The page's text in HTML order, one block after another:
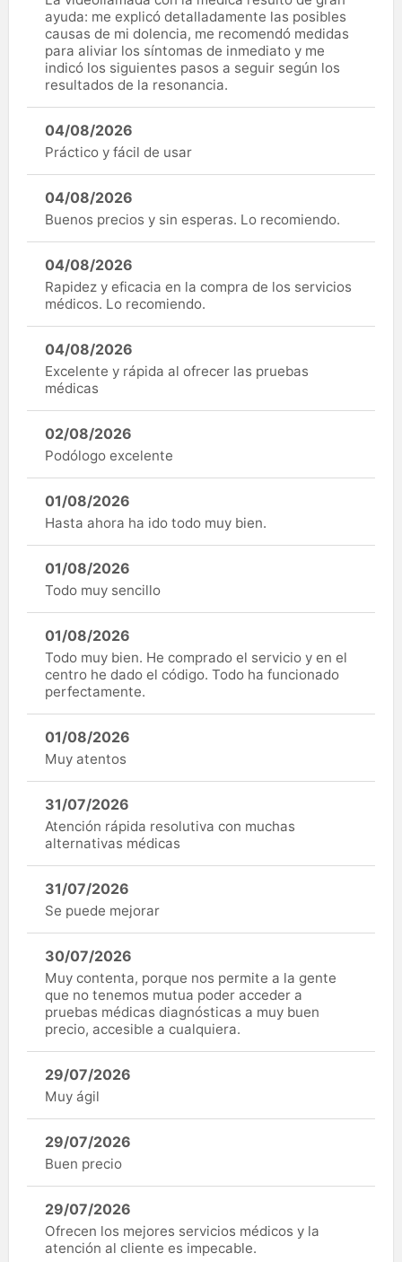
ayuda: me explicó detalladamente las posibles
causas de mi dolencia, me recomendó medidas
para aliviar los síntomas de inmediato y me
indicó los siguientes pasos a seguir según los
resultados de la resonancia.
04/08/2026
Práctico y fácil de usar
04/08/2026
Buenos precios y sin esperas. Lo recomiendo.
04/08/2026
Rapidez y eficacia en la compra de los servicios
médicos. Lo recomiendo.
04/08/2026
Excelente y rápida al ofrecer las pruebas
médicas
02/08/2026
Podólogo excelente
01/08/2026
Hasta ahora ha ido todo muy bien.
01/08/2026
Todo muy sencillo
01/08/2026
Todo muy bien. He comprado el servicio y en el
centro he dado el código. Todo ha funcionado
perfectamente.
01/08/2026
Muy atentos
31/07/2026
Atención rápida resolutiva con muchas
alternativas médicas
31/07/2026
Se puede mejorar
30/07/2026
Muy contenta, porque nos permite a la gente
que no tenemos mutua poder acceder a
pruebas médicas diagnósticas a muy buen
precio, accesible a cualquiera.
29/07/2026
Muy ágil
29/07/2026
Buen precio
29/07/2026
Ofrecen los mejores servicios médicos y la
atención al cliente es impecable.